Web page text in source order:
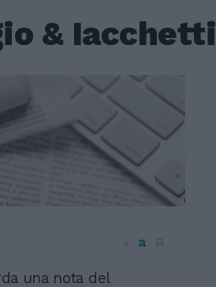
& Iacchetti
a
una nota del